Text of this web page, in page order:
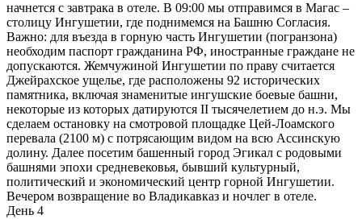
начнется с завтрака в отеле. В 09:00 мы отправимся в Магас –
столицу Ингушетии, где поднимемся на Башню Согласия.
Важно: для въезда в горную часть Ингушетии (погранзона)
необходим паспорт гражданина РФ, иностранные граждане не
допускаются. Жемчужиной Ингушетии по праву считается
Джейрахское ущелье, где расположены 92 исторических
памятника, включая знаменитые ингушские боевые башни,
некоторые из которых датируются II тысячелетием до н.э. Мы
сделаем остановку на смотровой площадке Цей-Лоамского
перевала (2100 м) с потрясающим видом на всю Ассинскую
долину. Далее посетим башенный город Эгикал с родовыми
башнями эпохи средневековья, бывший культурный,
политический и экономический центр горной Ингушетии.
Вечером возвращение во Владикавказ и ночлег в отеле.
День 4